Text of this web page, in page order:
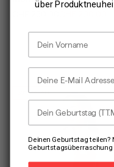
30% RABATT
über
E-Mail Adresse
Dein Geburtstag
Deinen Geburtstag teilen?
Geburtstagsüberraschung